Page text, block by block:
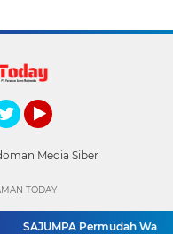
Media Siber
SAJUMPA Permudah
TODAY